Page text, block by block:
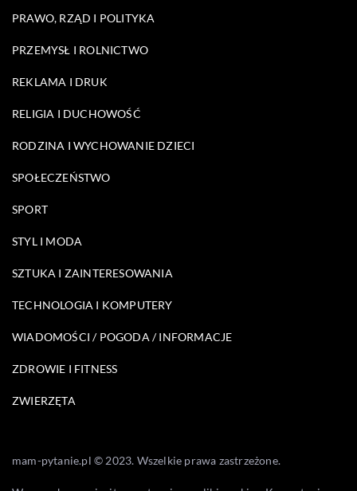
PRAWO, RZĄD I POLITYKA
PRZEMYSŁ I ROLNICTWO
REKLAMA I DRUK
RELIGIA I DUCHOWOŚĆ
RODZINA I WYCHOWANIE DZIECI
SPOŁECZEŃSTWO
SPORT
STYL I MODA
SZTUKA I ZAINTERESOWANIA
TECHNOLOGIA I KOMPUTERY
WIADOMOŚCI / POGODA / INFORMACJE
ZDROWIE I FITNESS
ZWIERZĘTA
mam-pytanie.pl © 2023. Wszelkie prawa zastrzeżone.